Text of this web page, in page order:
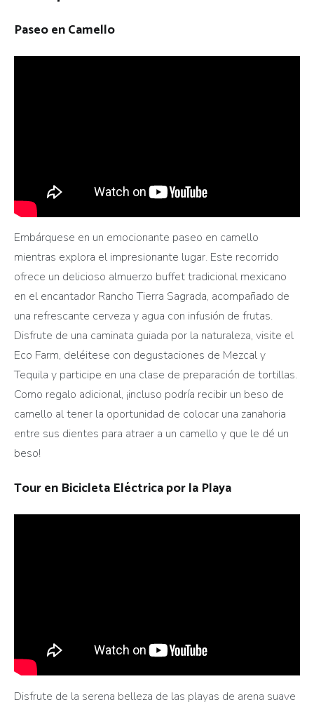
Paseo en Camello
Embárquese en un emocionante paseo en camello
mientras explora el impresionante lugar. Este recorrido
ofrece un delicioso almuerzo buffet tradicional mexicano
en el encantador Rancho Tierra Sagrada, acompañado de
una refrescante cerveza y agua con infusión de frutas.
Disfrute de una caminata guiada por la naturaleza, visite el
Eco Farm, deléitese con degustaciones de Mezcal y
Tequila y participe en una clase de preparación de tortillas.
Como regalo adicional, ¡incluso podría recibir un beso de
camello al tener la oportunidad de colocar una zanahoria
entre sus dientes para atraer a un camello y que le dé un
beso!
Tour en Bicicleta Eléctrica por la Playa
Disfrute de la serena belleza de las playas de arena suave